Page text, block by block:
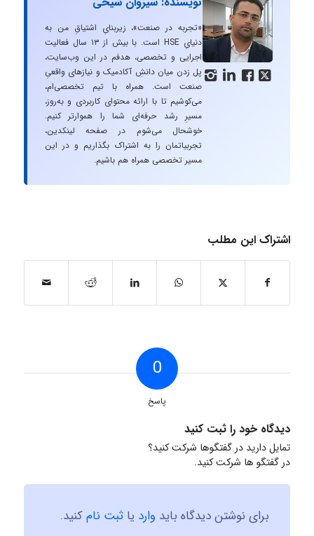
   
«تجربه در صنعت»، زیربنایِ اشتیاقِ من به
دنیایِ HSE است. با بیش از ۱۳ سال فعالیت
اجرایی و تخصصی، هدفم در این وب‌سایت،
پل زدن میان دانشِ آکادمیک و نیازهای واقعیِ
صنعت است. همراه با تیم تخصصی‌ام،
می‌کوشیم تا با ارائه محتوای کاربردی و به‌روز،
مسیرِ رشد حرفه‌ای شما را هموارتر کنیم.
خوشحال می‌شوم در صفحه لینکدین،
تجربیاتمان را به اشتراک بگذاریم و در این
مسیر تخصصی همراه هم باشیم.
اشتراک این مطلب
0
پاسخ
دیدگاه خود را ثبت کنید
تمایل دارید در گفتگوها شرکت کنید؟
در گفتگو ها شرکت کنید.
برای نوشتن دیدگاه باید وارد یا ثبت نامکنید.